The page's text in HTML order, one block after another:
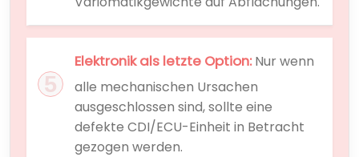
Elektronik als letzte Option:Nur wenn
alle mechanischen Ursachen
ausgeschlossen sind, sollte eine
defekte CDI/ECU-Einheit in Betracht
gezogen werden.